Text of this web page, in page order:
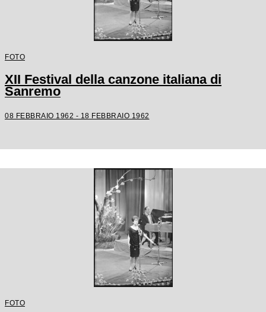
FOTO
XII Festival della canzone italiana di
Sanremo
08 FEBBRAIO 1962 - 18 FEBBRAIO 1962
FOTO